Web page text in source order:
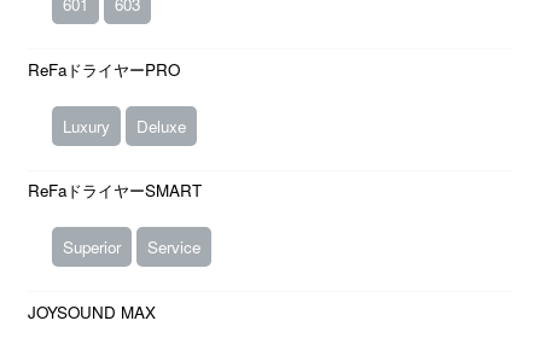
ReFaドライヤーPRO
Luxury Deluxe
ReFaドライヤーSMART
Superior Service
JOYSOUND MAX